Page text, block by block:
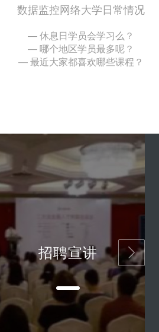
数据监控网络大学日常情况
— 休息日学员会学习么？
— 哪个地区学员最多呢？
— 最近大家都喜欢哪些课程？
招聘宣讲